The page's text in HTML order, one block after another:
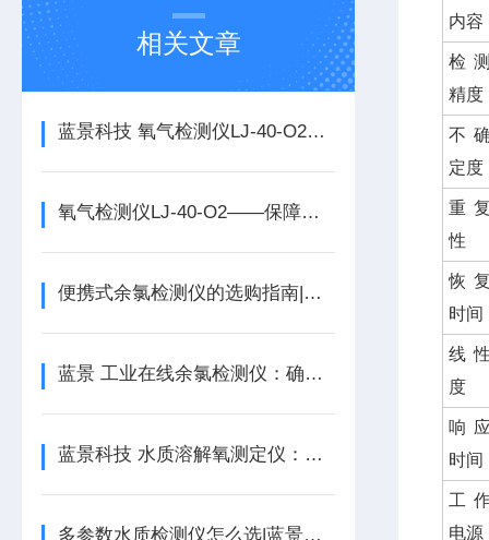
相关文章
蓝景科技 氧气检测仪LJ-40-O2：仓储物流气体安全智能哨兵
氧气检测仪LJ-40-O2——保障生命安全的“隐形卫士”
便携式余氯检测仪的选购指南|蓝景科技
蓝景 工业在线余氯检测仪：确保水质安全的智能解决方案
蓝景科技 水质溶解氧测定仪：内置流程免培训上手
多参数水质检测仪怎么选|蓝景科技
内容
检
精度
不
定度
重
性
恢
时间
线
度
响
时间
工
电源